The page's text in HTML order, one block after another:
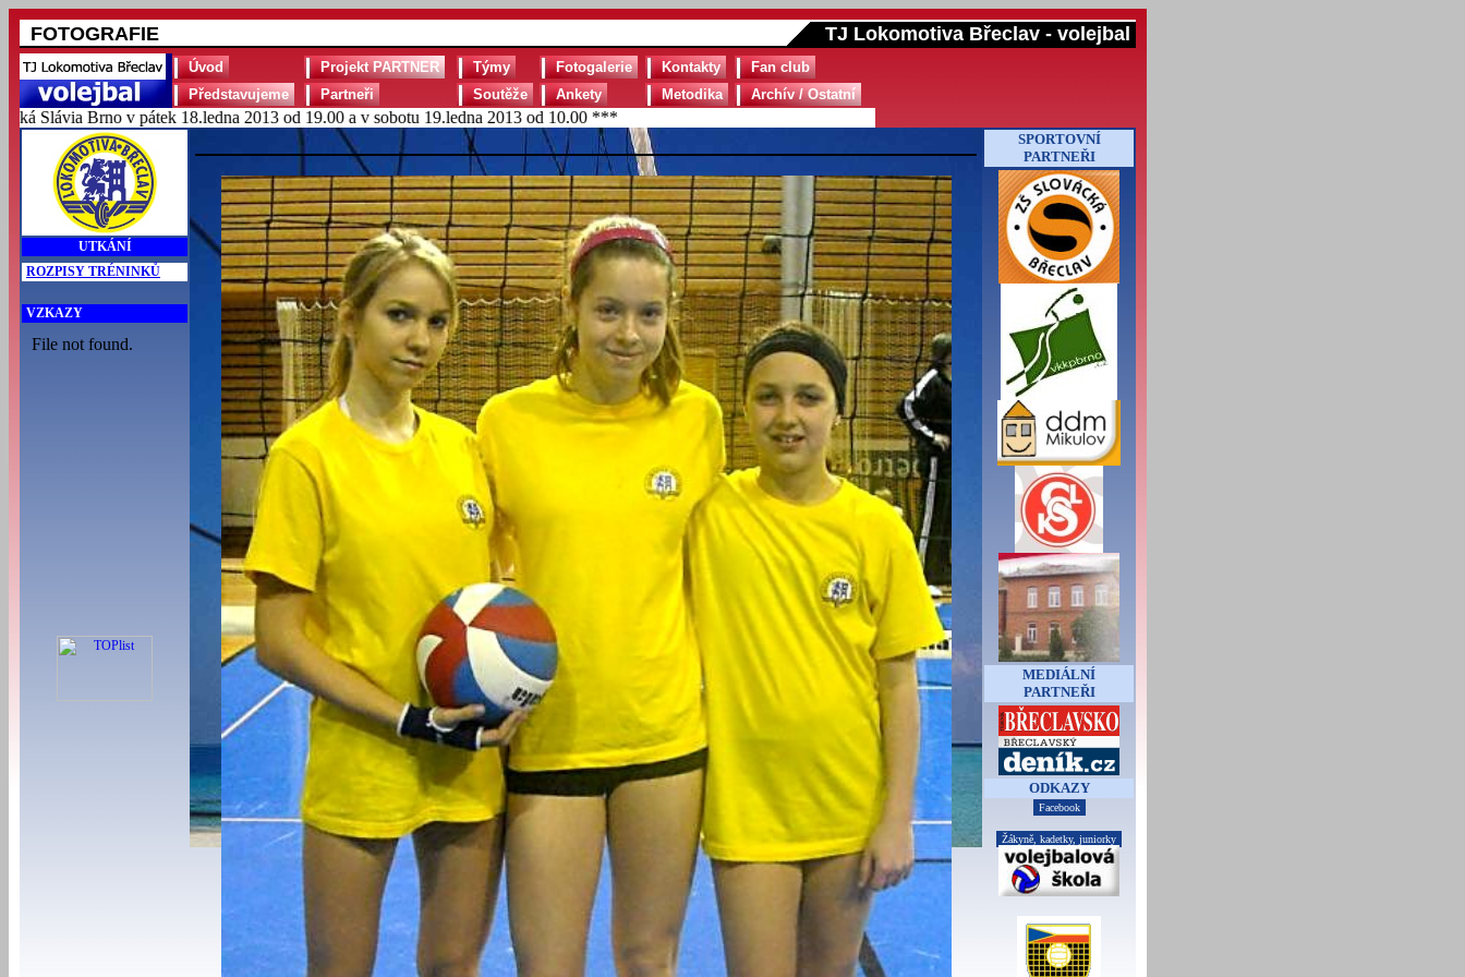
FOTOGRAFIE TJ Lokomotiva Břeclav - volejbal
Úvod Projekt PARTNER Týmy Fotogalerie Kontakty
Fan club
Představujeme
Partneři Soutěže Ankety Metodika Archív / Ostatní
Brno v pátek 18.ledna 2013 od 19.00 a v sobotu 19.ledna 2013 od 10.00 ***
UTKÁNÍ
ROZPISY TRÉNINKŮ
VZKAZY
SPORTOVNÍ
PARTNEŘI
MEDIÁLNÍ
PARTNEŘI
ODKAZY
Facebook
Žákyně, kadetky, juniorky